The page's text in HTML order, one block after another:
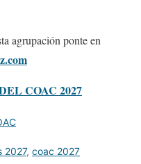
agrupación ponte en
COAC 2027
2027, coac 2027